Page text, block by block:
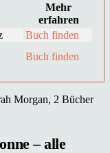
Mehr
erfahren
Buch finden
Buch finden
Morgan, 2 Bücher
– alle